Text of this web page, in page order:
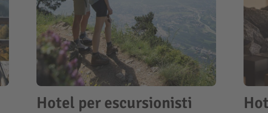
Hotel per escursionisti